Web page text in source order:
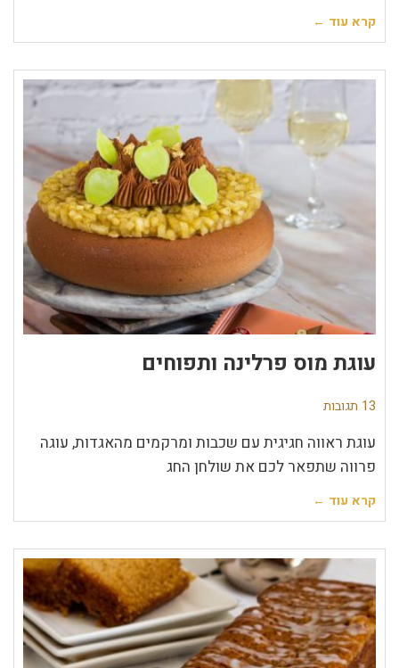
קרא עוד ←
עוגת מוס פרלינה ותפוחים
13 תגובות
עוגת ראווה חגיגית עם שכבות ומרקמים מהאגדות, עוגה
פרווה שתפאר לכם את שולחן החג
קרא עוד ←